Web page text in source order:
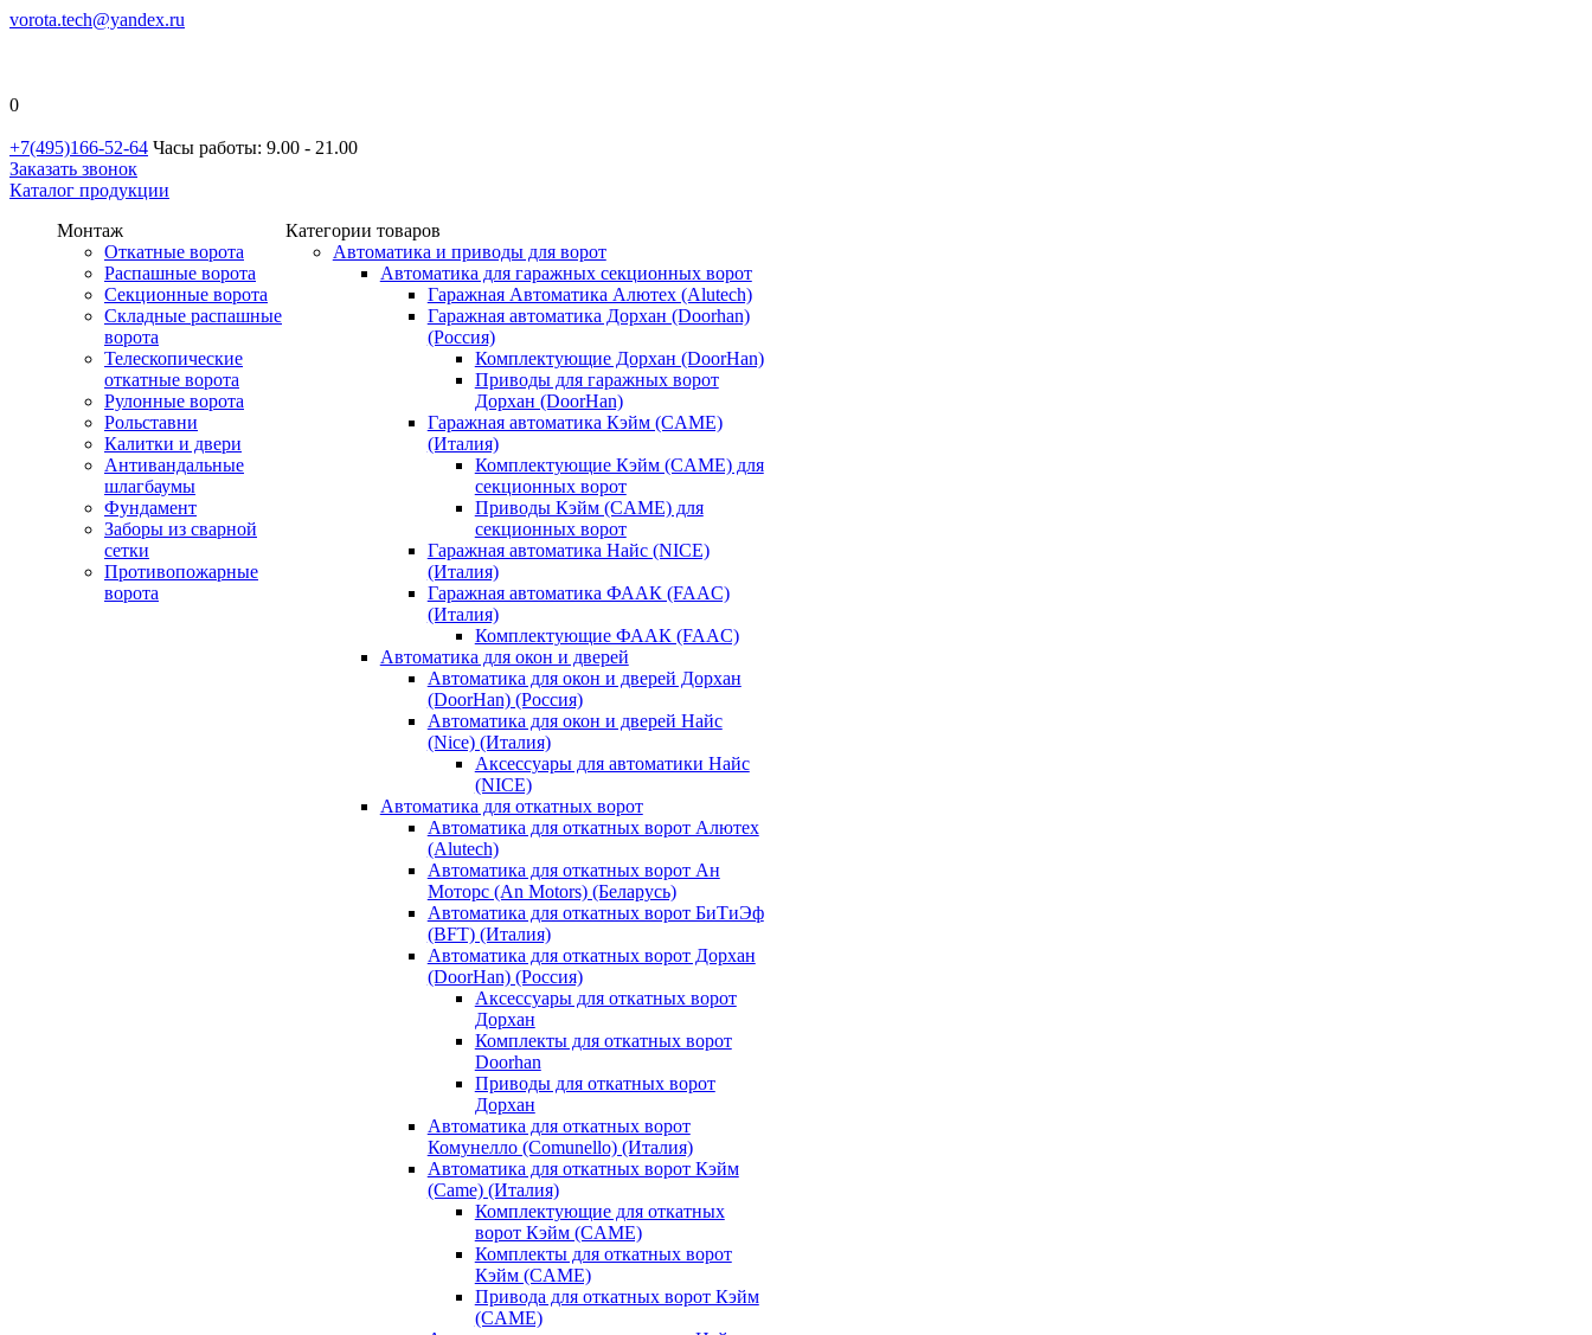
vorota.tech@yandex.ru
0
+7(495)166-52-64 Часы работы: 9.00 - 21.00
Заказать звонок
Каталог продукции
Монтаж
Откатные ворота
Распашные ворота
Секционные ворота
Складные распашные
ворота
Телескопические
откатные ворота
Рулонные ворота
Рольставни
Калитки и двери
Антивандальные
шлагбаумы
Фундамент
Заборы из сварной
сетки
Противопожарные
ворота
Категории товаров
Автоматика и приводы для ворот
Автоматика для гаражных секционных ворот
Гаражная Автоматика Алютех (Alutech)
Гаражная автоматика Дорхан (Doorhan)
(Россия)
Комплектующие Дорхан (DoorHan)
Приводы для гаражных ворот
Дорхан (DoorHan)
Гаражная автоматика Кэйм (CAME)
(Италия)
Комплектующие Кэйм (CAME) для
секционных ворот
Приводы Кэйм (CAME) для
секционных ворот
Гаражная автоматика Найс (NICE)
(Италия)
Гаражная автоматика ФААК (FAAC)
(Италия)
Комплектующие ФААК (FAAC)
Автоматика для окон и дверей
Автоматика для окон и дверей Дорхан
(DoorHan) (Россия)
Автоматика для окон и дверей Найс
(Nice) (Италия)
Аксессуары для автоматики Найс
(NICE)
Автоматика для откатных ворот
Автоматика для откатных ворот Алютех
(Alutech)
Автоматика для откатных ворот Ан
Моторс (An Motors) (Беларусь)
Автоматика для откатных ворот БиТиЭф
(BFT) (Италия)
Автоматика для откатных ворот Дорхан
(DoorHan) (Россия)
Аксессуары для откатных ворот
Дорхан
Комплекты для откатных ворот
Doorhan
Приводы для откатных ворот
Дорхан
Автоматика для откатных ворот
Комунелло (Comunello) (Италия)
Автоматика для откатных ворот Кэйм
(Came) (Италия)
Комплектующие для откатных
ворот Кэйм (CAME)
Комплекты для откатных ворот
Кэйм (CAME)
Привода для откатных ворот Кэйм
(CAME)